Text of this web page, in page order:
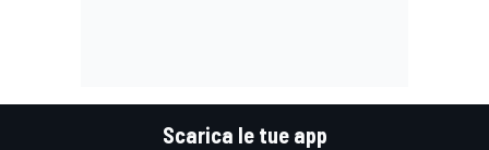
Scarica le tue app